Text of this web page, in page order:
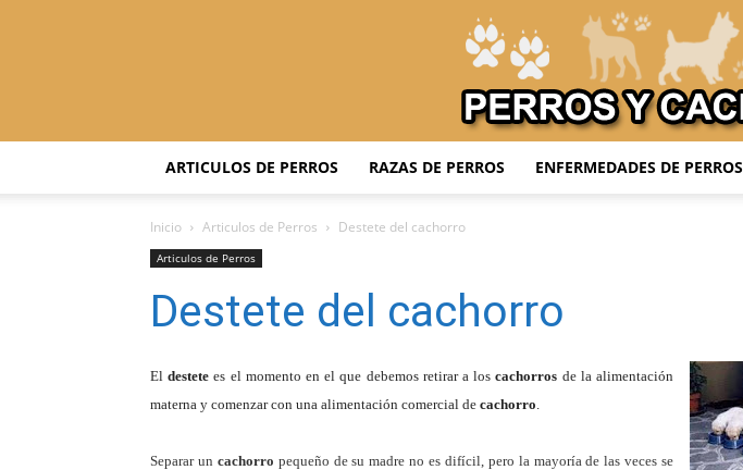
ARTICULOS DE PERROS RAZAS DE PERROS ENFERMEDADES DE PERROS
Inicio Articulos de Perros Destete del cachorro
Articulos de Perros
Destete del cachorro
Eldestete es el momento en el que debemos retirar a loscachorros de la alimentación
materna y comenzar con una alimentación comercial de cachorro.
Separar un cachorro pequeño de su madre no es difícil, pero la mayoría de las veces se